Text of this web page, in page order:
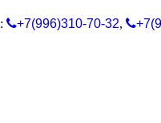
+7(996)310-70-32,